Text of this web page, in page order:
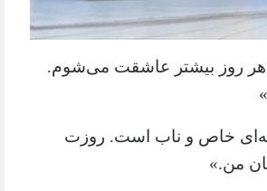
هر روز بیشتر عاشقت می‌شوم.
خاص و ناب است. روزت
من.»